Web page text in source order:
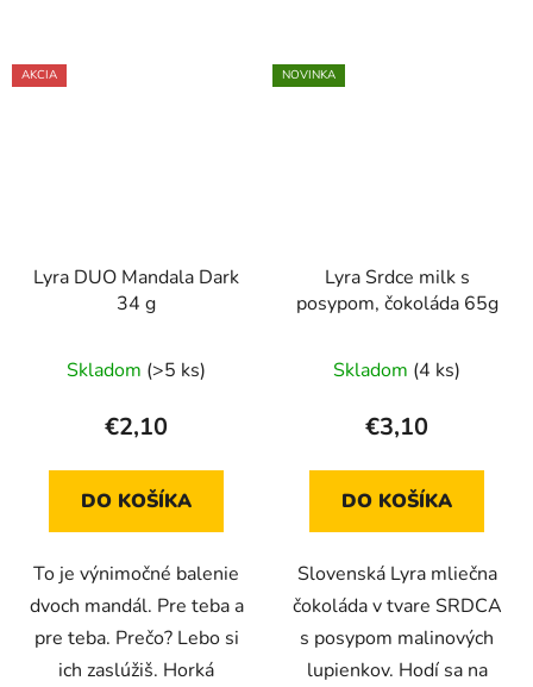
AKCIA
Lyra DUO Mandala Dark
34 g
Skladom (>5 ks)
€2,10
DO KOŠÍKA
To je výnimočné balenie
dvoch mandál. Pre teba a
pre teba. Prečo? Lebo si
ich zaslúžiš. Horká
NOVINKA
Lyra Srdce milk s
posypom, čokoláda 65g
Skladom (4 ks)
€3,10
DO KOŠÍKA
Slovenská Lyra mliečna
čokoláda v tvare SRDCA
s posypom malinových
lupienkov. Hodí sa na